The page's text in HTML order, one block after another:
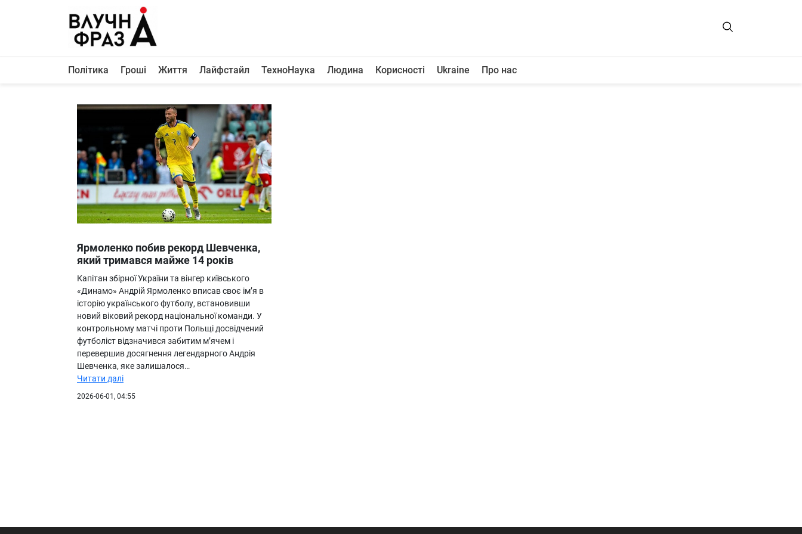
Політика
Лайфстайл
ТехноНаука
Людина
Корисності
Про нас
Політика Гроші Життя Лайфстайл ТехноНаука Людина Корисності Ukraine Про нас
Ярмоленко побив рекорд Шевченка,
який тримався майже 14 років
Капітан збірної України та вінгер київського
«Динамо» Андрій Ярмоленко вписав своє ім’я в
історію українського футболу, встановивши
новий віковий рекорд національної команди. У
контрольному матчі проти Польщі досвідчений
футболіст відзначився забитим м’ячем і
перевершив досягнення легендарного Андрія
Шевченка, яке залишалося…
Читати далі
2026-06-01, 04:55